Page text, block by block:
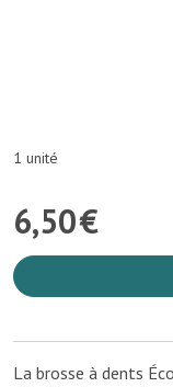
1 unité
6,50€
La brosse à dents